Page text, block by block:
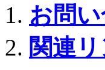
お問
関連